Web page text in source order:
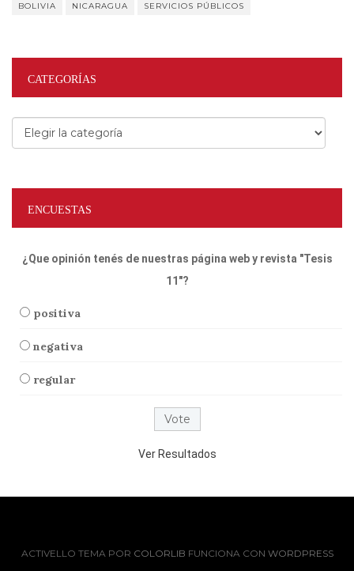
BOLIVIA NICARAGUA SERVICIOS PÚBLICOS
CATEGORÍAS
Categorías
ENCUESTAS
¿Que opinión tenés de nuestras página web y revista "Tesis
11"?
positiva
negativa
regular
Ver Resultados
ACTIVELLO TEMA POR COLORLIB FUNCIONA CON WORDPRESS